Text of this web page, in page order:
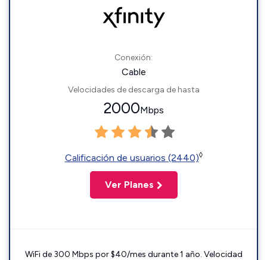
Conexión:
Cable
Velocidades de descarga de hasta
2000Mbps
Calificación de usuarios (2440)◊
Ver Planes
WiFi de 300 Mbps por $40/mes durante 1 año. Velocidad